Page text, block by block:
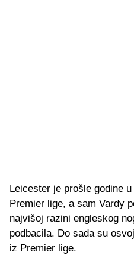
Leicester je prošle godine
Premier lige, a sam Vardy
najvišoj razini engleskog
podbacila. Do sada su
iz Premier lige.